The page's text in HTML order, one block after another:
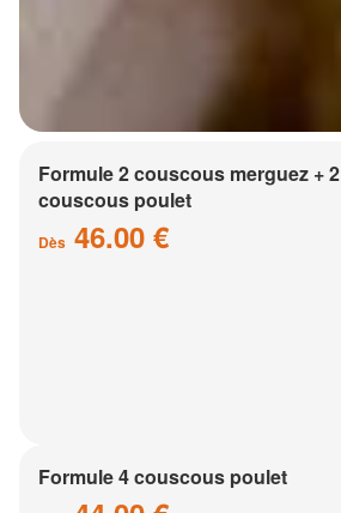
Formule 2 couscous merguez + 2
couscous poulet
Dès 46.00 €
Formule 4 couscous poulet